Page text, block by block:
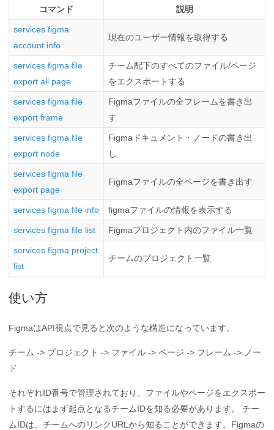
コマンド 説明
services figma
account info
現在のユーザー情報を取得する
services figma file
export all page
チーム配下のすべてのファイル/ページ
をエクスポートする
services figma file
export frame
Figmaファイルの全フレームを書き出
す
services figma file
export node
Figmaドキュメント・ノードの書き出
し
services figma file
export page
Figmaファイルの全ページを書き出す
services figma file info figmaファイルの情報を表示する
services figma file list Figmaプロジェクト内のファイル一覧
services figma project
list
チームのプロジェクト一覧
使い方
FigmaはAPI視点で見ると次のような構造になっています。
チーム -> プロジェクト -> ファイル -> ページ -> フレーム -> ノー
ド
それぞれID番号で管理されており、ファイルやページをエクスポー
トするにはまず起点となるチームIDを知る必要があります。 チー
ムIDは、チームへのリンクURLから知ることができます。Figmaの